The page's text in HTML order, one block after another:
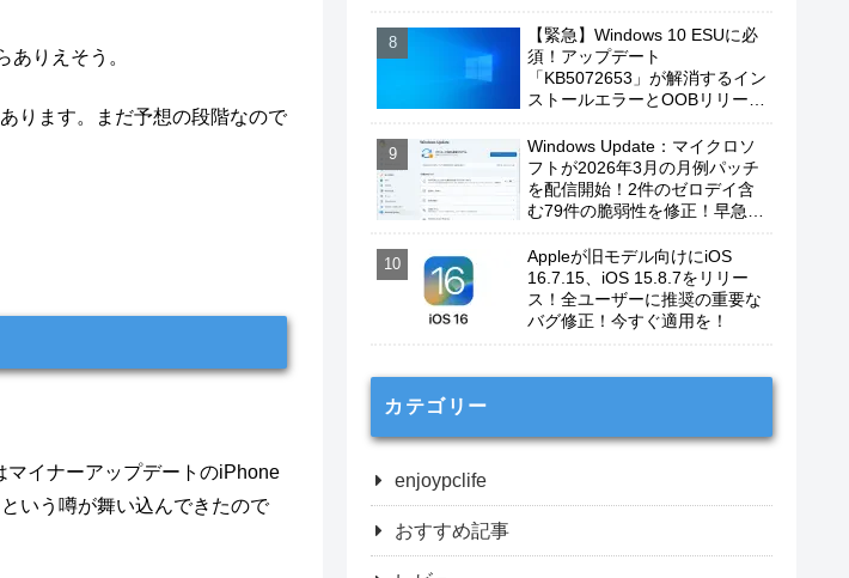
りえそう。
ります。まだ予想の段階なので
イナーアップデートのiPhone
いう噂が舞い込んできたので
【緊急】Windows 10 ESUに必
須！アップデート
「KB5072653」が解消するイン
ストールエラーとOOBリリース
Windows Update：マイクロソ
フトが2026年3月の月例パッチ
を配信開始！2件のゼロデイ含
む79件の脆弱性を修正！早急に
Appleが旧モデル向けにiOS
16.7.15、iOS 15.8.7をリリー
ス！全ユーザーに推奨の重要な
バグ修正！今すぐ適用を！
カテゴリー
enjoypclife
おすすめ記事